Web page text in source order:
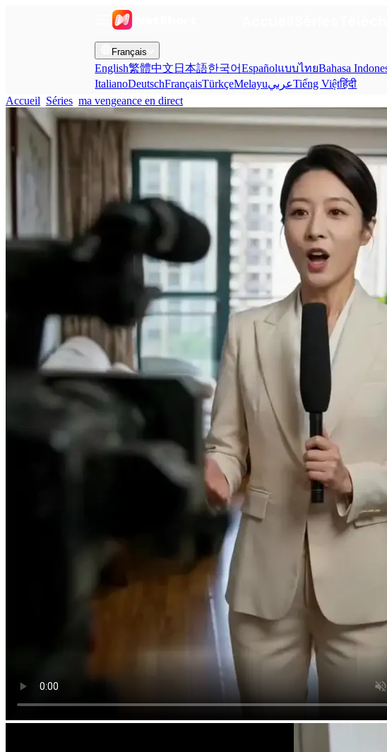
Français
English繁體中文 日本語한국어EspañolแบบไทยBahasa
ItalianoDeutschFrançaisTürkçeMelayuعربيTiếng Việtहिंदी
Accueil Séries ma vengeance en direct